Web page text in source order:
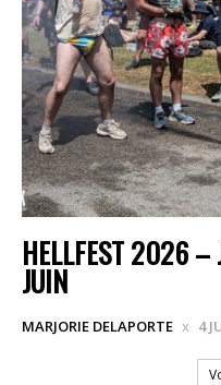
HELLFEST 2026 –
JUIN
MARJORIE DELAPORTE 4